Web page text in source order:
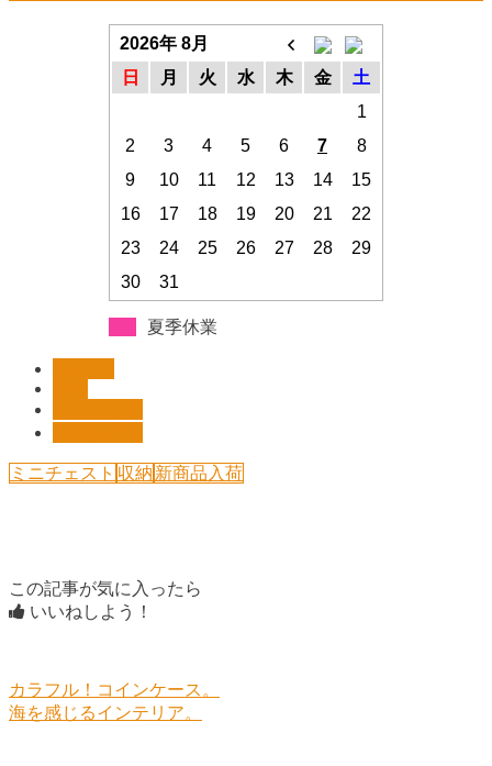
2026年 8月
日
月 火 水 木 金
土
1
2
3 4 5 6 7
8
9
10 11 12 13 14
15
16
17 18 19 20 21
22
23
24 25 26 27 28
29
30
31
夏季休業
ミニチェスト 収納 新商品入荷
この記事が気に入ったら
いいねしよう！
カラフル！コインケース。
海を感じるインテリア。